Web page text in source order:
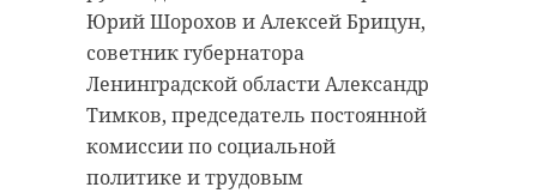
Юрий Шорохов и Алексей Брицун,
советник губернатора
Ленинградской области Александр
Тимков, председатель постоянной
комиссии по социальной
политике и трудовым